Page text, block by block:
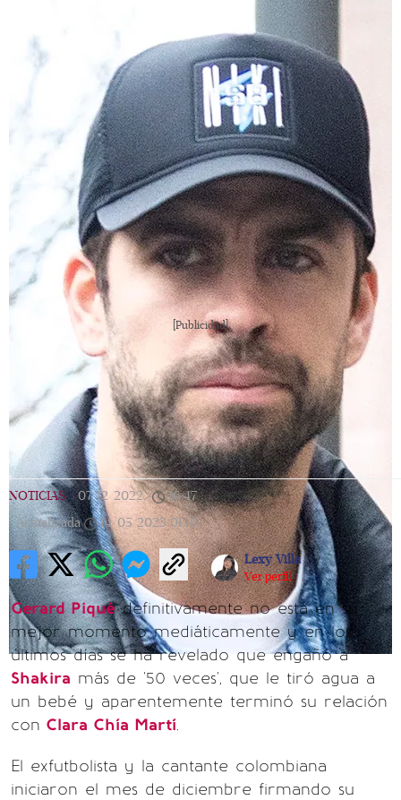
(EFE)
[Publicidad]
NOTICIAS | 07/12/2022 | 16:47 |
Actualizada
14/05/2023 01:16
Lexy Villa
Ver perfil
Gerard Piquédefinitivamente no está en su
mejor momento mediáticamente y en los
últimos días se ha revelado que engañó a
Shakira más de '50 veces', que le tiró agua a
un bebé y aparentemente terminó su relación
con Clara Chía Martí.
El exfutbolista y la cantante colombiana
iniciaron el mes de diciembre firmando su